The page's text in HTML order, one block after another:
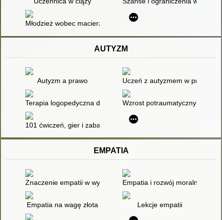
Młodzież wobec macierzyństwa i jego kulturowej kreacji
AUTYZM
Autyzm a prawo Uczeń z autyzmem w
Terapia logopedyczna dziecka z ASD z nadwrażliwością lub
Wzrost potraumatyczny jako
101 ćwiczeń, gier i zabaw dla dzieci z autyzmem, zespołem
EMPATIA
Znaczenie empatii w wyjaśnianiu zjawiska cyberbullingu wśród
Empatia i rozwój moralny
Empatia na wagę złota Lekcje empatii